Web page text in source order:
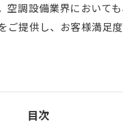
調設備業界において
提供し、お客様満足
目次